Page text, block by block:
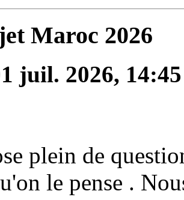
Maroc 2026
juil. 2026, 14:45
plein de
le pense .